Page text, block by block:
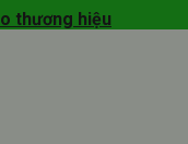
thương hiệu